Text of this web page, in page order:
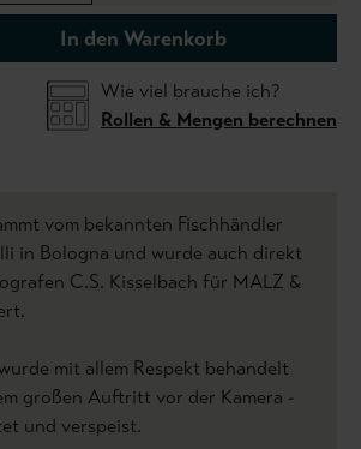
In den Warenkorb
Wie viel brauche ich?
Rollen & Mengen berechnen
vom bekannten Fischhändler
in Bologna und wurde auch direkt
C.S. Kisselbach für MALZ &
mit allem Respekt behandelt
großen Auftritt vor der Kamera -
und verspeist.